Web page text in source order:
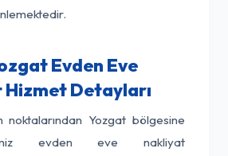
Evden Eve
Detayları
Yozgat bölgesine
evden eve nakliyat